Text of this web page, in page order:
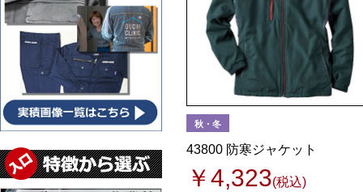
秋・冬
43800 防寒ジャケット
￥4,323(税込)
ユニフォーム
作業着
ユニフォーム